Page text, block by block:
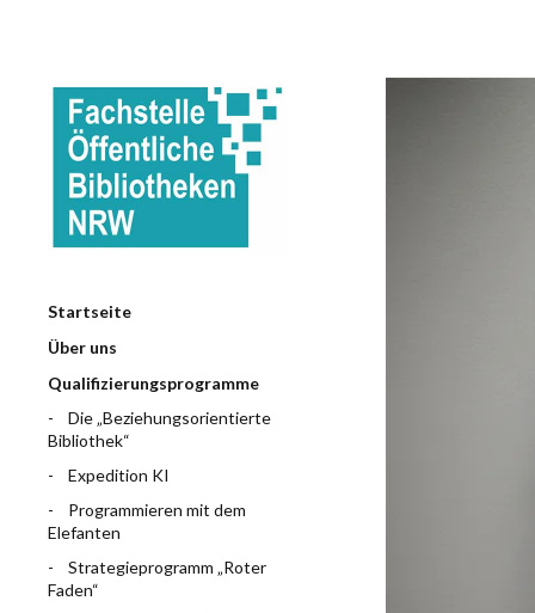
Startseite
Über uns
Qualifizierungsprogramme
Die „Beziehungsorientierte
Bibliothek“
Expedition KI
Programmieren mit dem
Elefanten
Strategieprogramm „Roter
Faden“